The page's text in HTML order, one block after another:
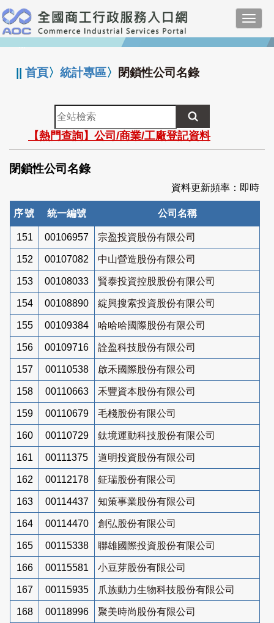
跳
到
主
要
:::
||首頁〉統計專區〉 閉鎖性公司名錄
全
站
檢
索
【熱門查詢】公司/商業/工廠登記資料
閉鎖性公司名錄
資料更新頻率：即時
序號 統一編號 公司名稱
151 00106957 宗盈投資股份有限公司
152 00107082 中山營造股份有限公司
153 00108033 賢泰投資控股股份有限公司
154 00108890 綻興搜索投資股份有限公司
155 00109384 哈哈哈國際股份有限公司
156 00109716 詮盈科技股份有限公司
157 00110538 啟禾國際股份有限公司
158 00110663 禾豐資本股份有限公司
159 00110679 毛棧股份有限公司
160 00110729 鈦境運動科技股份有限公司
161 00111375 道明投資股份有限公司
162 00112178 鉦瑞股份有限公司
163 00114437 知策事業股份有限公司
164 00114470 創弘股份有限公司
165 00115338 聯雄國際投資股份有限公司
166 00115581 小豆芽股份有限公司
167 00115935 爪族動力生物科技股份有限公司
168 00118996 聚美時尚股份有限公司